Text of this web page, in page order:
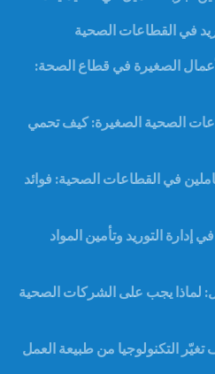
في القطاعات الصحية
الصغيرة في قطاع الصحة:
الصحية الصغيرة: كيف تحمي
في القطاعات الصحية: فوائد
إدارة التوريد وتأمين المواد
لماذا يجب على الشركات الصحية
التكنولوجيا من طبيعة العمل